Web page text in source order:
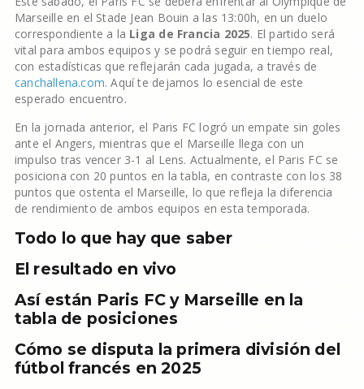
Marseille en el Stade Jean Bouin a las 13:00h, en un duelo
correspondiente a la Liga de Francia 2025. El partido será
vital para ambos equipos y se podrá seguir en tiempo real,
con estadísticas que reflejarán cada jugada, a través de
canchallena.com. Aquí te dejamos lo esencial de este
esperado encuentro.
En la jornada anterior, el Paris FC logró un empate sin goles
ante el Angers, mientras que el Marseille llega con un
impulso tras vencer 3-1 al Lens. Actualmente, el Paris FC se
posiciona con 20 puntos en la tabla, en contraste con los 38
puntos que ostenta el Marseille, lo que refleja la diferencia
de rendimiento de ambos equipos en esta temporada.
Todo lo que hay que saber
El resultado en vivo
Así están Paris FC y Marseille en la
tabla de posiciones
Cómo se disputa la primera división del
fútbol francés en 2025